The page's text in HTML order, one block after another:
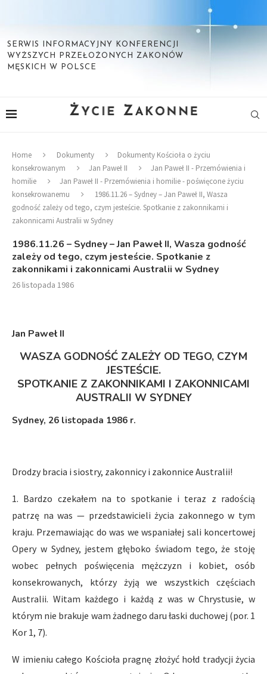
SERWIS INFORMACYJNY KONFERENCJI
WYŻSZYCH PRZEŁOŻONYCH ZAKONÓW
MĘSKICH W POLSCE
Home Dokumenty
Dokumenty Kościoła o życiu
konsekrowanym
Jan Paweł II
Jan Paweł II - Przemówienia i
homilie
Jan Paweł II - Przemówienia i homilie - poświęcone życiu
konsekrowanemu
1986.11.26 – Sydney – Jan Paweł II, Wasza
godność zależy od tego, czym jesteście. Spotkanie z zakonnikami i
zakonnicami Australii w Sydney
1986.11.26 – Sydney – Jan Paweł II, Wasza godność
zależy od tego, czym jesteście. Spotkanie z
zakonnikami i zakonnicami Australii w Sydney
26 listopada 1986
Jan Paweł II
WASZA GODNOŚĆ ZALEŻY OD TEGO, CZYM
JESTEŚCIE.
SPOTKANIE Z ZAKONNIKAMI I ZAKONNICAMI
AUSTRALII W SYDNEY
Sydney, 26 listopada 1986 r.
Drodzy bracia i siostry, zakonnicy i zakonnice Australii!
1. Bardzo czekałem na to spotkanie i teraz z radością
patrzę na was — przedstawicieli życia zakonnego w tym
kraju. Przemawiając do was we wspaniałej sali koncertowej
Opery w Sydney, jestem głęboko świadom tego, że stoję
wobec pełnych poświęcenia mężczyzn i kobiet, osób
konsekrowanych, którzy żyją we wszystkich częściach
Australii. Witam każdego i każdą z was w Chrystusie, w
którym nie brakuje wam żadnego daru łaski duchowej (por. 1
Kor 1, 7).
W imieniu całego Kościoła pragnę złożyć hołd tradycji życia